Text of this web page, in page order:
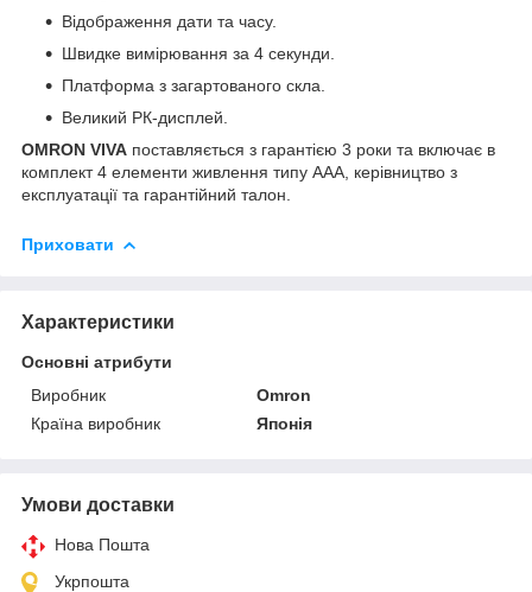
Відображення дати та часу.
Швидке вимірювання за 4 секунди.
Платформа з загартованого скла.
Великий РК-дисплей.
OMRON VIVA поставляється з гарантією 3 роки та включає в
комплект 4 елементи живлення типу ААА, керівництво з
експлуатації та гарантійний талон.
Приховати
Характеристики
Основні атрибути
Виробник
Omron
Країна виробник
Японія
Умови доставки
Нова Пошта
Укрпошта